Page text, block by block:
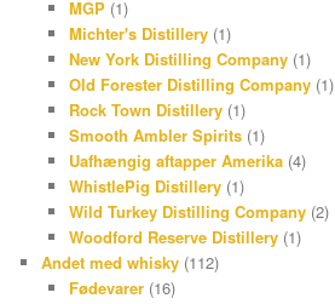
MGP(1)
Michter's Distillery(1)
New York Distilling Company(1)
Old Forester Distilling Company(1)
Rock Town Distillery(1)
Smooth Ambler Spirits(1)
Uafhængig aftapper Amerika(4)
WhistlePig Distillery(1)
Wild Turkey Distilling Company(2)
Woodford Reserve Distillery(1)
Andet med whisky (112)
Fødevarer(16)